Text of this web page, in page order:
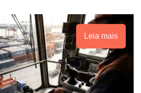
Leia mais